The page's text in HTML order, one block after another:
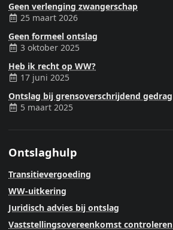
Geen verlenging zwangerschap
25 maart 2026
Geen formeel ontslag
3 oktober 2025
Heb ik recht op WW?
17 juni 2025
Ontslag bij grensoverschrijdend gedrag
5 maart 2025
Ontslaghulp
Transitievergoeding
WW-uitkering
Juridisch advies bij ontslag
Vaststellingsovereenkomst controleren